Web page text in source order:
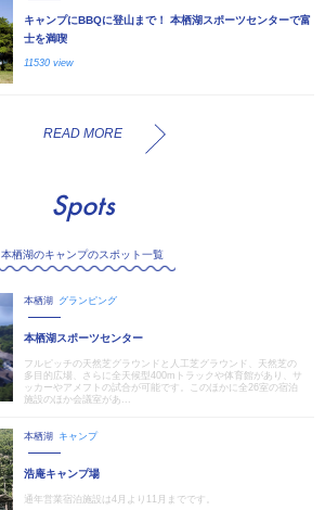
キャンプにBBQに登山まで！ 本栖湖スポーツセンターで富
士を満喫
11530 view
READ MORE
Spots
本栖湖のキャンプのスポット一覧
本栖湖 グランピング
本栖湖スポーツセンター
フルピッチの天然芝グラウンドと人工芝グラウンド、天然芝の
多目的広場、さらに全天候型400mトラックや体育館があり、サ
ッカーやアメフトの試合が可能です。このほかに全26室の宿泊
施設のほか会議室があ...
本栖湖 キャンプ
浩庵キャンプ場
通年営業宿泊施設は4月より11月までです。